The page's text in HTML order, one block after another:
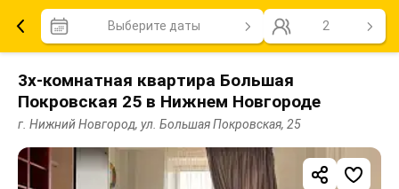
Выберите даты 2
3х-комнатная квартира Большая
Покровская 25 в Нижнем Новгороде
г. Нижний Новгород, ул. Большая Покровская, 25